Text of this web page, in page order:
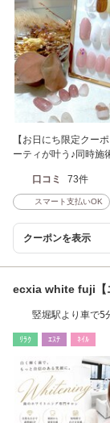
【お日にち限定クー
ーティが叶う♪同時施
口コミ 73件
スマート支払いOK
クーポンを表示
ecxia white fuji【
竪堀駅より車で5
ﾘﾗｸ ｴｽﾃ ﾈｲﾙ